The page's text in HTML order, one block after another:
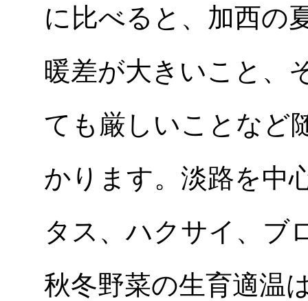
に比べると、加西の
暖差が大きいこと、
ても厳しいことなど
かります。淡路を中
タス、ハクサイ、ブ
秋冬野菜の生育適温